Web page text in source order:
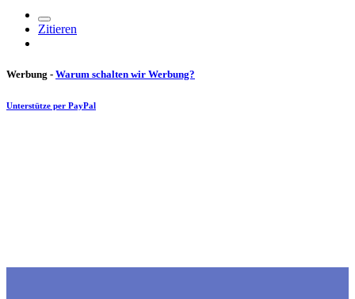
Zitieren
Werbung - Warum schalten wir Werbung?
Unterstütze per PayPal